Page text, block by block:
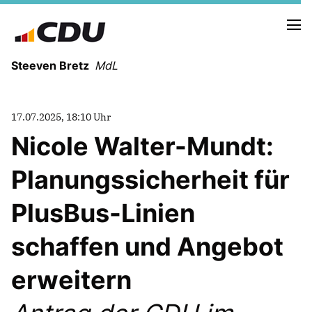
Steeven Bretz MdL
VITA
WAHLKREISBESUCHE
PRESSEFOTOS
MEIN BÜRGERBÜRO
Redebeiträge
17.07.2025, 18:10 Uhr
Nicole Walter-Mundt:
Planungssicherheit für
PlusBus-Linien
schaffen und Angebot
erweitern